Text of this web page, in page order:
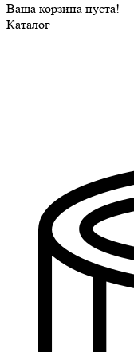
Ваша корзина пуста!
Каталог